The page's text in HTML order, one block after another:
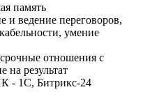
память
и ведение переговоров,
умение
отношения с
на результат
- 1C, Битрикс-24